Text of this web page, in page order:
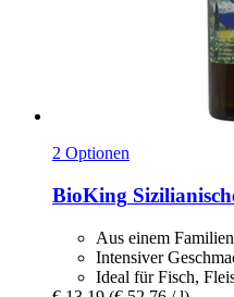
2 Optionen
BioKing
Aus einem
Intensiver
Ideal für Fisch,